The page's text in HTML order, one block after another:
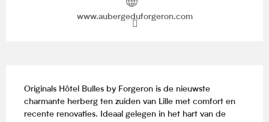
www.aubergeduforgeron.com
Originals Hôtel Bulles by Forgeron is de nieuwste
charmante herberg ten zuiden van Lille met comfort en
recente renovaties. Ideaal gelegen in het hart van de